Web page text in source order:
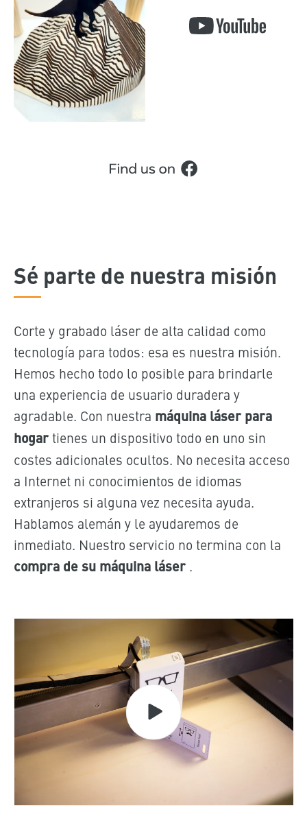
Sé parte de nuestra misión
Corte y grabado láser de alta calidad como
tecnología para todos: esa es nuestra misión.
Hemos hecho todo lo posible para brindarle
una experiencia de usuario duradera y
agradable. Con nuestra máquina láser para
hogartienes un dispositivo todo en uno sin
costes adicionales ocultos. No necesita acceso
a Internet ni conocimientos de idiomas
extranjeros si alguna vez necesita ayuda.
Hablamos alemán y le ayudaremos de
inmediato. Nuestro servicio no termina con la
compra de su máquina láser.